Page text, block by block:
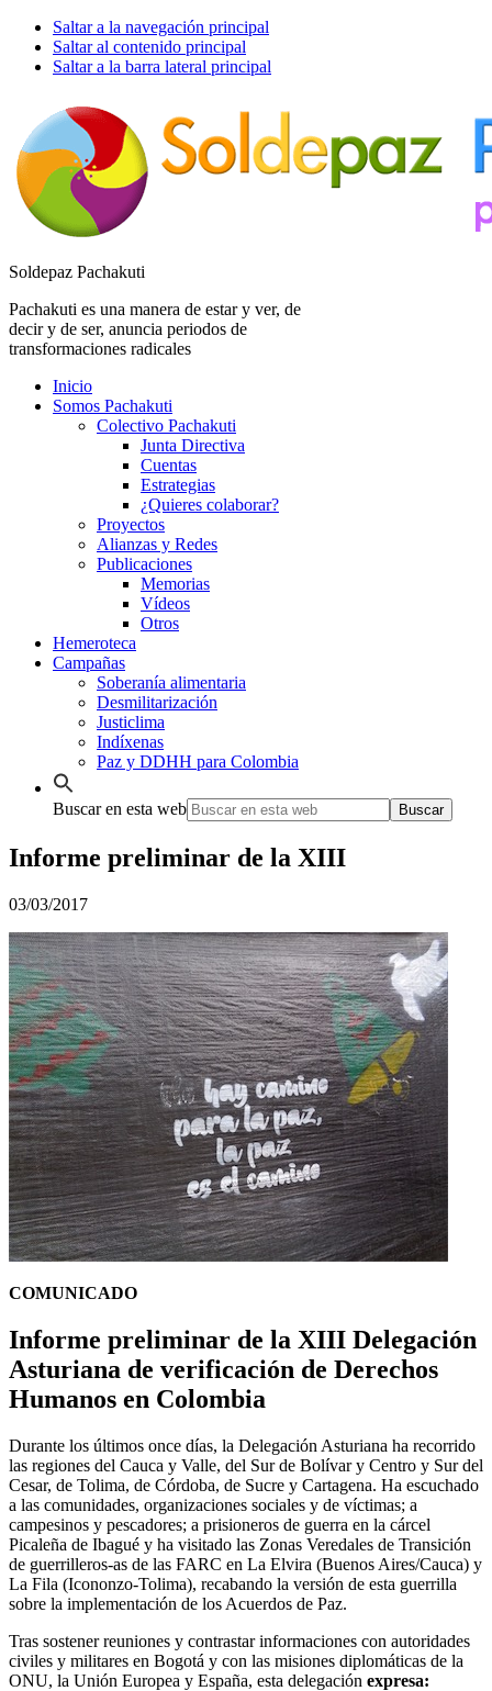
Saltar a la navegación principal
Saltar al contenido principal
Saltar a la barra lateral principal
Soldepaz Pachakuti
Pachakuti es una manera de estar y ver, de
decir y de ser, anuncia periodos de
transformaciones radicales
Inicio
Somos Pachakuti
Colectivo Pachakuti
Junta Directiva
Cuentas
Estrategias
¿Quieres colaborar?
Proyectos
Alianzas y Redes
Publicaciones
Memorias
Vídeos
Otros
Hemeroteca
Campañas
Soberanía alimentaria
Desmilitarización
Justiclima
Indíxenas
Paz y DDHH para Colombia
Buscar en esta web
Informe preliminar de la XIII
03/03/2017
COMUNICADO
Informe preliminar de la XIII Delegación
Asturiana de verificación de Derechos
Humanos en Colombia
Durante los últimos once días, la Delegación Asturiana ha recorrido
las regiones del Cauca y Valle, del Sur de Bolívar y Centro y Sur del
Cesar, de Tolima, de Córdoba, de Sucre y Cartagena. Ha escuchado
a las comunidades, organizaciones sociales y de víctimas; a
campesinos y pescadores; a prisioneros de guerra en la cárcel
Picaleña de Ibagué y ha visitado las Zonas Veredales de Transición
de guerrilleros-as de las FARC en La Elvira (Buenos Aires/Cauca) y
La Fila (Icononzo-Tolima), recabando la versión de esta guerrilla
sobre la implementación de los Acuerdos de Paz.
Tras sostener reuniones y contrastar informaciones con autoridades
civiles y militares en Bogotá y con las misiones diplomáticas de la
ONU, la Unión Europea y España, esta delegación expresa: